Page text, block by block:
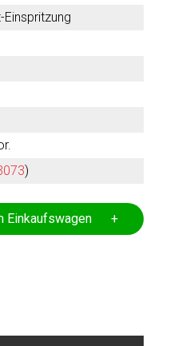
Einspritzung
)
Einkaufswagen +